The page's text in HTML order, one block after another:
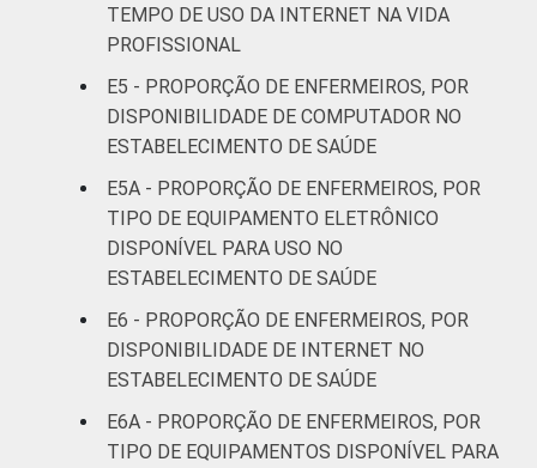
Base: 1.612 enfermeiros com acesso a
computador no estabelecimento de saúde.
Respostas estimuladas. Dados coletados
entre setembro de 2014 e março de 2015.
declararam não utilizar a funcionalidade,
apesar de ela estar disponível.
"Não está disponível" refere-se aos
profissionais que declararam não haver
disponibilidade da funcionalidade, que
declararam não saber se a funcionalidade
está disponível ou que não responderam à
Fonte: NIC.br - set 2014 / mar 2015
TEMPO DE USO DA INTERNET NA VIDA
PROFISSIONAL
E5 - PROPORÇÃO DE ENFERMEIROS, POR
DISPONIBILIDADE DE COMPUTADOR NO
ESTABELECIMENTO DE SAÚDE
E5A - PROPORÇÃO DE ENFERMEIROS, POR
TIPO DE EQUIPAMENTO ELETRÔNICO
DISPONÍVEL PARA USO NO
ESTABELECIMENTO DE SAÚDE
E6 - PROPORÇÃO DE ENFERMEIROS, POR
DISPONIBILIDADE DE INTERNET NO
ESTABELECIMENTO DE SAÚDE
E6A - PROPORÇÃO DE ENFERMEIROS, POR
TIPO DE EQUIPAMENTOS DISPONÍVEL PARA